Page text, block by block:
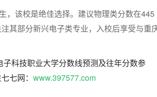
，该校是绝佳选择。建议物理类分数在445
其部分新兴电子类专业，入校后享受与重
科技职业大学分数线预测及往年分数参
七网： www.397577.com